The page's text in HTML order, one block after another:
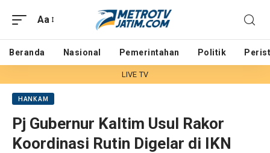
Aa
Beranda Nasional Pemerintahan Politik
LIVE TV
HANKAM
Pj Gubernur Kaltim Usul Rakor
Koordinasi Rutin Digelar di IKN